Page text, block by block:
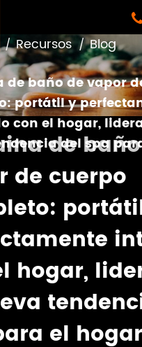
Recursos
Blog
de baño de vapor
portátil y
con el hogar,
del spa
de
de cuerpo
hogar,
el hogar